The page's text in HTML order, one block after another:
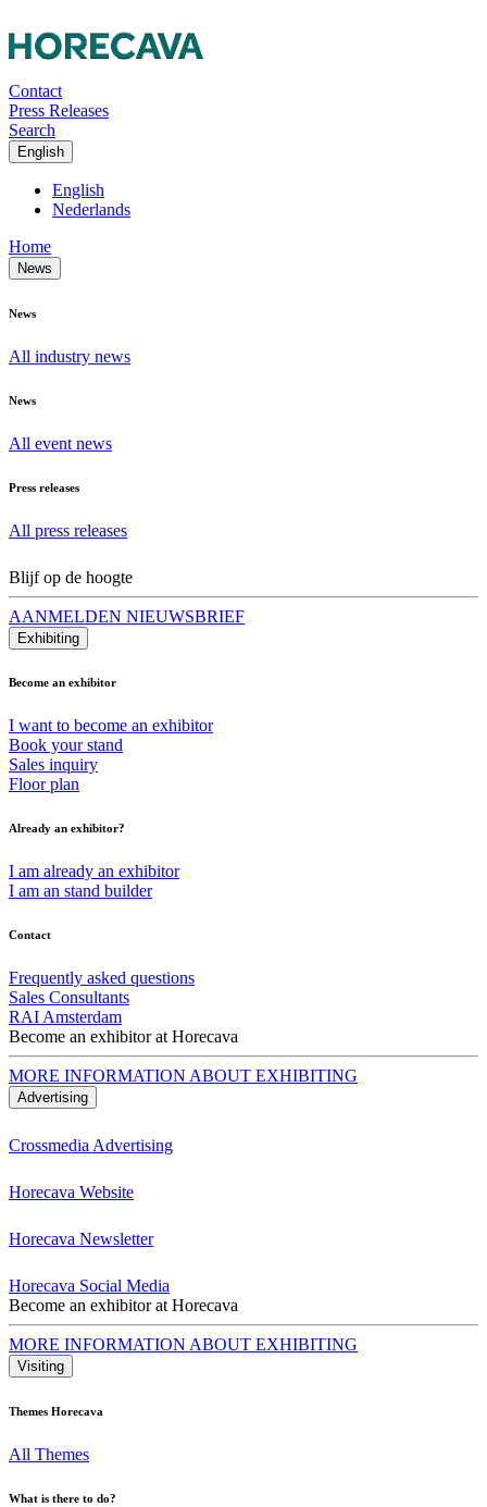
Contact
Press Releases
Search
English
English
Nederlands
Home
News
News
All industry news
News
All event news
Press releases
All press releases
Blijf op de hoogte
AANMELDEN NIEUWSBRIEF
Exhibiting
Become an exhibitor
I want to become an exhibitor
Book your stand
Sales inquiry
Floor plan
Already an exhibitor?
I am already an exhibitor
I am an stand builder
Contact
Frequently asked questions
Sales Consultants
RAI Amsterdam
Become an exhibitor at Horecava
MORE INFORMATION ABOUT EXHIBITING
Advertising
Crossmedia Advertising
Horecava Website
Horecava Newsletter
Horecava Social Media
Become an exhibitor at Horecava
MORE INFORMATION ABOUT EXHIBITING
Visiting
Themes Horecava
All Themes
What is there to do?